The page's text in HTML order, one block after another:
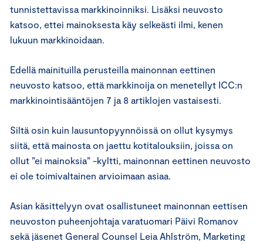
tunnistettavissa markkinoinniksi. Lisäksi neuvosto
katsoo, ettei mainoksesta käy selkeästi ilmi, kenen
lukuun markkinoidaan.
Edellä mainituilla perusteilla mainonnan eettinen
neuvosto katsoo, että markkinoija on menetellyt ICC:n
markkinointisääntöjen 7 ja 8 artiklojen vastaisesti.
Siltä osin kuin lausuntopyynnöissä on ollut kysymys
siitä, että mainosta on jaettu kotitalouksiin, joissa on
ollut ”ei mainoksia” -kyltti, mainonnan eettinen neuvosto
ei ole toimivaltainen arvioimaan asiaa.
Asian käsittelyyn ovat osallistuneet mainonnan eettisen
neuvoston puheenjohtaja varatuomari Päivi Romanov
sekä jäsenet General Counsel Leia Ahlström, Marketing